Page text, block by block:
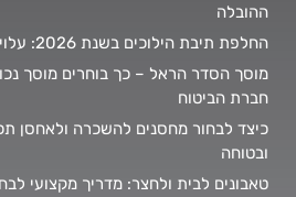
ההובלה
החלפת תיבת הילוכים בשנת 2026: עלויות, סוגים וטיפים חשובים
מוסך הסדר הראל – כך בוחרים מוסך
חברת הביטוח
כיצד לבחור מחסנים להשכרה ולאחסן
ובטוחה
טאבונים לבית ולחצר: מדריך מקצועי